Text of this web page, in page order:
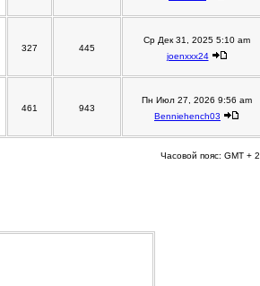
327 445
Ср Дек 31, 2025 5:10 am
joenxxx24
461 943
Пн Июл 27, 2026 9:56 am
Benniehench03
Часовой пояс: GMT + 2